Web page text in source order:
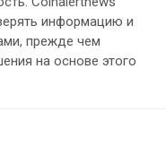
информацию и
прежде чем
на основе этого